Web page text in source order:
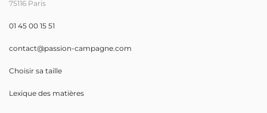
75116 Paris
01 45 00 15 51
contact@passion-campagne.com
Choisir sa taille
Lexique des matières